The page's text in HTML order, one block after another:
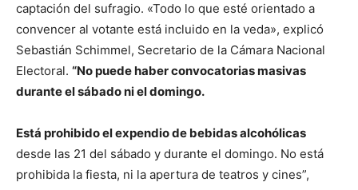
captación del sufragio. «Todo lo que esté orientado a
convencer al votante está incluido en la veda», explicó
Sebastián Schimmel, Secretario de la Cámara Nacional
Electoral. “No puede haber convocatorias masivas
durante el sábado ni el domingo.
Está prohibido el expendio de bebidas alcohólicas
desde las 21 del sábado y durante el domingo. No está
prohibida la fiesta, ni la apertura de teatros y cines”,